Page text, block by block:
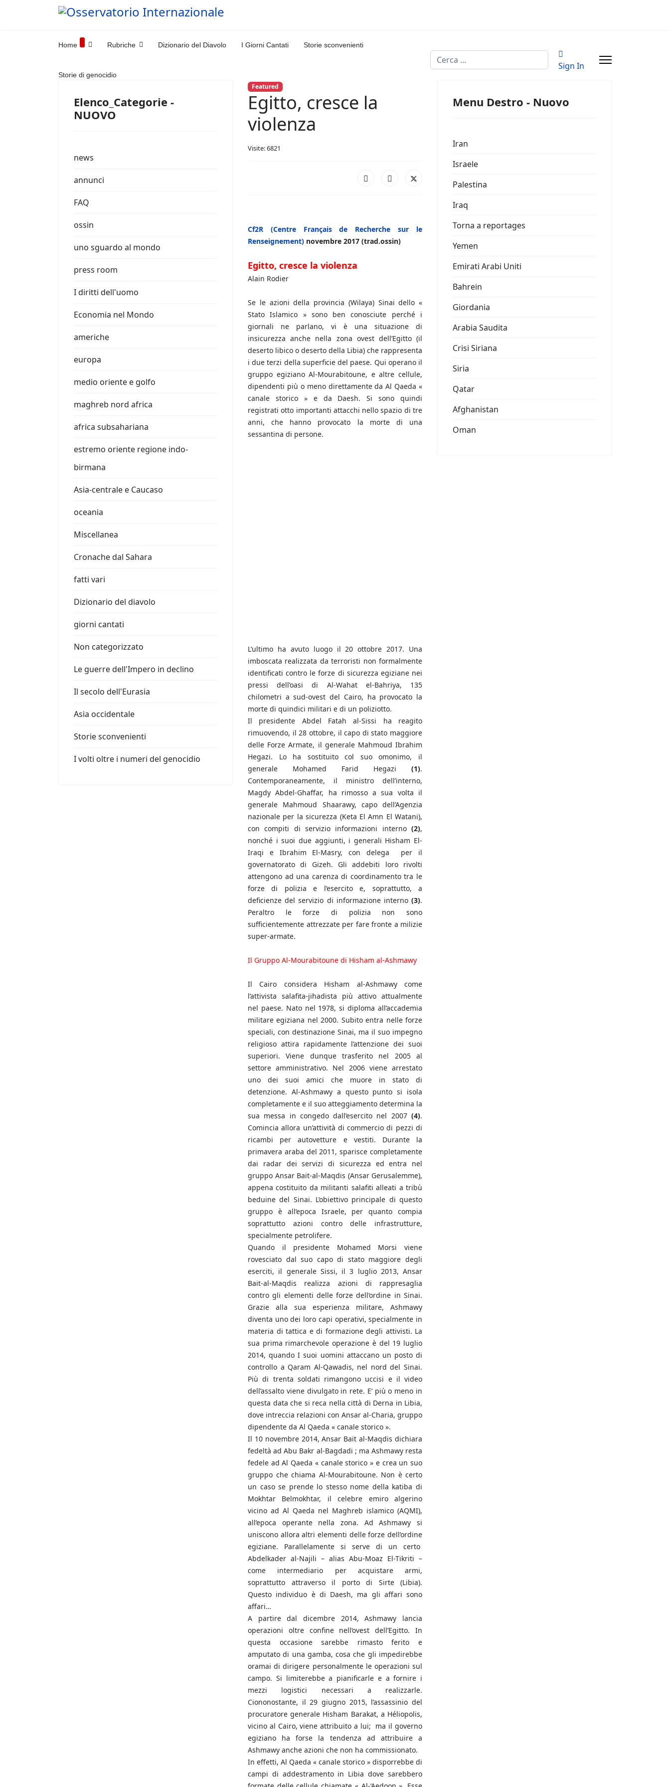
Home Rubriche Dizionario del Diavolo I Giorni Cantati Storie sconvenienti
Storie di genocidio
Cerca
Sign In
Elenco_Categorie -
NUOVO
news
annunci
FAQ
ossin
uno sguardo al mondo
press room
I diritti dell'uomo
Economia nel Mondo
americhe
europa
medio oriente e golfo
maghreb nord africa
africa subsahariana
estremo oriente regione indo-
birmana
Asia-centrale e Caucaso
oceania
Miscellanea
Cronache dal Sahara
fatti vari
Dizionario del diavolo
giorni cantati
Non categorizzato
Le guerre dell'Impero in declino
Il secolo dell'Eurasia
Asia occidentale
Storie sconvenienti
I volti oltre i numeri del genocidio
Featured
Egitto, cresce la
violenza
Visite: 6821
Cf2R (Centre Français de Recherche sur le
Renseignement) novembre 2017 (trad.ossin)
Egitto, cresce la violenza
Alain Rodier
Se le azioni della provincia (Wilaya) Sinai dello «
Stato Islamico » sono ben conosciute perché i
giornali ne parlano, vi è una situazione di
insicurezza anche nella zona ovest dell’Egitto (il
deserto libico o deserto della Libia) che rappresenta
i due terzi della superficie del paese. Qui operano il
gruppo egiziano Al-Mourabitoune, e altre cellule,
dipendenti più o meno direttamente da Al Qaeda «
canale storico » e da Daesh. Si sono quindi
registrati otto importanti attacchi nello spazio di tre
anni, che hanno provocato la morte di una
sessantina di persone.
L’ultimo ha avuto luogo il 20 ottobre 2017. Una
imboscata realizzata da terroristi non formalmente
identificati contro le forze di sicurezza egiziane nei
pressi dell’oasi di Al-Wahat el-Bahriya, 135
chilometri a sud-ovest del Cairo, ha provocato la
morte di quindici militari e di un poliziotto.
Il presidente Abdel Fatah al-Sissi ha reagito
rimuovendo, il 28 ottobre, il capo di stato maggiore
delle Forze Armate, il generale Mahmoud Ibrahim
Hegazi. Lo ha sostituito col suo omonimo, il
generale Mohamed Farid Hegazi (1).
Contemporaneamente, il ministro dell’interno,
Magdy Abdel-Ghaffar, ha rimosso a sua volta il
generale Mahmoud Shaarawy, capo dell’Agenzia
nazionale per la sicurezza (Keta El Amn El Watani),
con compiti di servizio informazioni interno (2),
nonché i suoi due aggiunti, i generali Hisham El-
Iraqi e Ibrahim El-Masry, con delega per il
governatorato di Gizeh. Gli addebiti loro rivolti
attengono ad una carenza di coordinamento tra le
forze di polizia e l’esercito e, soprattutto, a
deficienze del servizio di informazione interno (3).
Peraltro le forze di polizia non sono
sufficientemente attrezzate per fare fronte a milizie
super-armate.
Il Gruppo Al-Mourabitoune di Hisham al-Ashmawy
Il Cairo considera Hisham al-Ashmawy come
l’attivista salafita-jihadista più attivo attualmente
nel paese. Nato nel 1978, si diploma all’accademia
militare egiziana nel 2000. Subito entra nelle forze
speciali, con destinazione Sinai, ma il suo impegno
religioso attira rapidamente l’attenzione dei suoi
superiori. Viene dunque trasferito nel 2005 al
settore amministrativo. Nel 2006 viene arrestato
uno dei suoi amici che muore in stato di
detenzione. Al-Ashmawy a questo punto si isola
completamente e il suo atteggiamento determina la
sua messa in congedo dall’esercito nel 2007 (4).
Comincia allora un’attività di commercio di pezzi di
ricambi per autovetture e vestiti. Durante la
primavera araba del 2011, sparisce completamente
dai radar dei servizi di sicurezza ed entra nel
gruppo Ansar Bait-al-Maqdis (Ansar Gerusalemme),
appena costituito da militanti salafiti alleati a tribù
beduine del Sinai. L’obiettivo principale di questo
gruppo è all’epoca Israele, per quanto compia
soprattutto azioni contro delle infrastrutture,
specialmente petrolifere.
Quando il presidente Mohamed Morsi viene
rovesciato dal suo capo di stato maggiore degli
eserciti, il generale Sissi, il 3 luglio 2013, Ansar
Bait-al-Maqdis realizza azioni di rappresaglia
contro gli elementi delle forze dell’ordine in Sinai.
Grazie alla sua esperienza militare, Ashmawy
diventa uno dei loro capi operativi, specialmente in
materia di tattica e di formazione degli attivisti. La
sua prima rimarchevole operazione è del 19 luglio
2014, quando I suoi uomini attaccano un posto di
controllo a Qaram Al-Qawadis, nel nord del Sinai.
Più di trenta soldati rimangono uccisi e il video
dell’assalto viene divulgato in rete. E’ più o meno in
questa data che si reca nella città di Derna in Libia,
dove intreccia relazioni con Ansar al-Charia, gruppo
dipendente da Al Qaeda « canale storico ».
Il 10 novembre 2014, Ansar Baït al-Maqdis dichiara
fedeltà ad Abu Bakr al-Bagdadi ; ma Ashmawy resta
fedele ad Al Qaeda « canale storico » e crea un suo
gruppo che chiama Al-Mourabitoune. Non è certo
un caso se prende lo stesso nome della katiba di
Mokhtar Belmokhtar, il celebre emiro algerino
vicino ad Al Qaeda nel Maghreb islamico (AQMI),
all’epoca operante nella zona. Ad Ashmawy si
uniscono allora altri elementi delle forze dell’ordine
egiziane. Parallelamente si serve di un certo
Abdelkader al-Najili – alias Abu-Moaz El-Tikriti –
come intermediario per acquistare armi,
soprattutto attraverso il porto di Sirte (Libia).
Questo individuo è di Daesh, ma gli affari sono
affari…
A partire dal dicembre 2014, Ashmawy lancia
operazioni oltre confine nell’ovest dell’Egitto. In
questa occasione sarebbe rimasto ferito e
amputato di una gamba, cosa che gli impedirebbe
oramai di dirigere personalmente le operazioni sul
campo. Si limiterebbe a pianificarle e a fornire i
mezzi logistici necessari a realizzarle.
Ciononostante, il 29 giugno 2015, l’assassinio del
procuratore generale Hisham Barakat, a Héliopolis,
vicino al Cairo, viene attribuito a lui; ma il governo
egiziano ha forse la tendenza ad attribuire a
Ashmawy anche azioni che non ha commissionato.
In effetti, Al Qaeda « canale storico » disporrebbe di
campi di addestramento in Libia dove sarebbero
Menu Destro - Nuovo
Iran
Israele
Palestina
Iraq
Torna a reportages
Yemen
Emirati Arabi Uniti
Bahrein
Giordania
Arabia Saudita
Crisi Siriana
Siria
Qatar
Afghanistan
Oman